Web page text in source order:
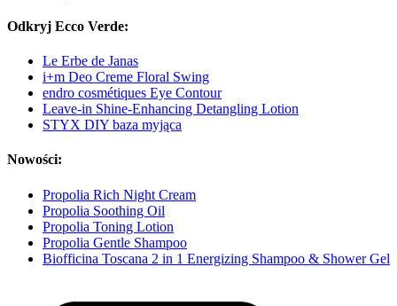
Odkryj Ecco Verde:
Le Erbe de Janas
i+m Deo Creme Floral Swing
endro cosmétiques Eye Contour
Leave-in Shine-Enhancing Detangling Lotion
STYX DIY baza myjąca
Nowości:
Propolia Rich Night Cream
Propolia Soothing Oil
Propolia Toning Lotion
Propolia Gentle Shampoo
Biofficina Toscana 2 in 1 Energizing Shampoo & Shower Gel